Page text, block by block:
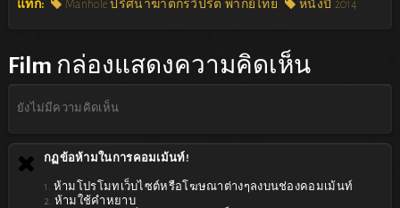
แท็ก: Manhole ปริศนาฆาตกรวิปริต พากย์ไทย หนังปี 2014
Film กล่องแสดงความคิดเห็น
ยังไม่มีความคิดเห็น
กฏข้อห้ามในการคอมเม้นท์!
1. ห้ามโปรโมทเว็บไซต์หรือโฆษณาต่างๆลงบนช่องคอมเม้นท์
2. ห้ามใช้คำหยาบ